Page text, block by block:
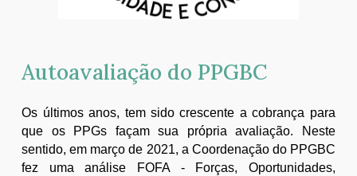
Autoavaliação do PPGBC
Os últimos anos, tem sido crescente a cobrança para
que os PPGs façam sua própria avaliação. Neste
sentido, em março de 2021, a Coordenação do PPGBC
fez uma análise FOFA - Forças, Oportunidades,